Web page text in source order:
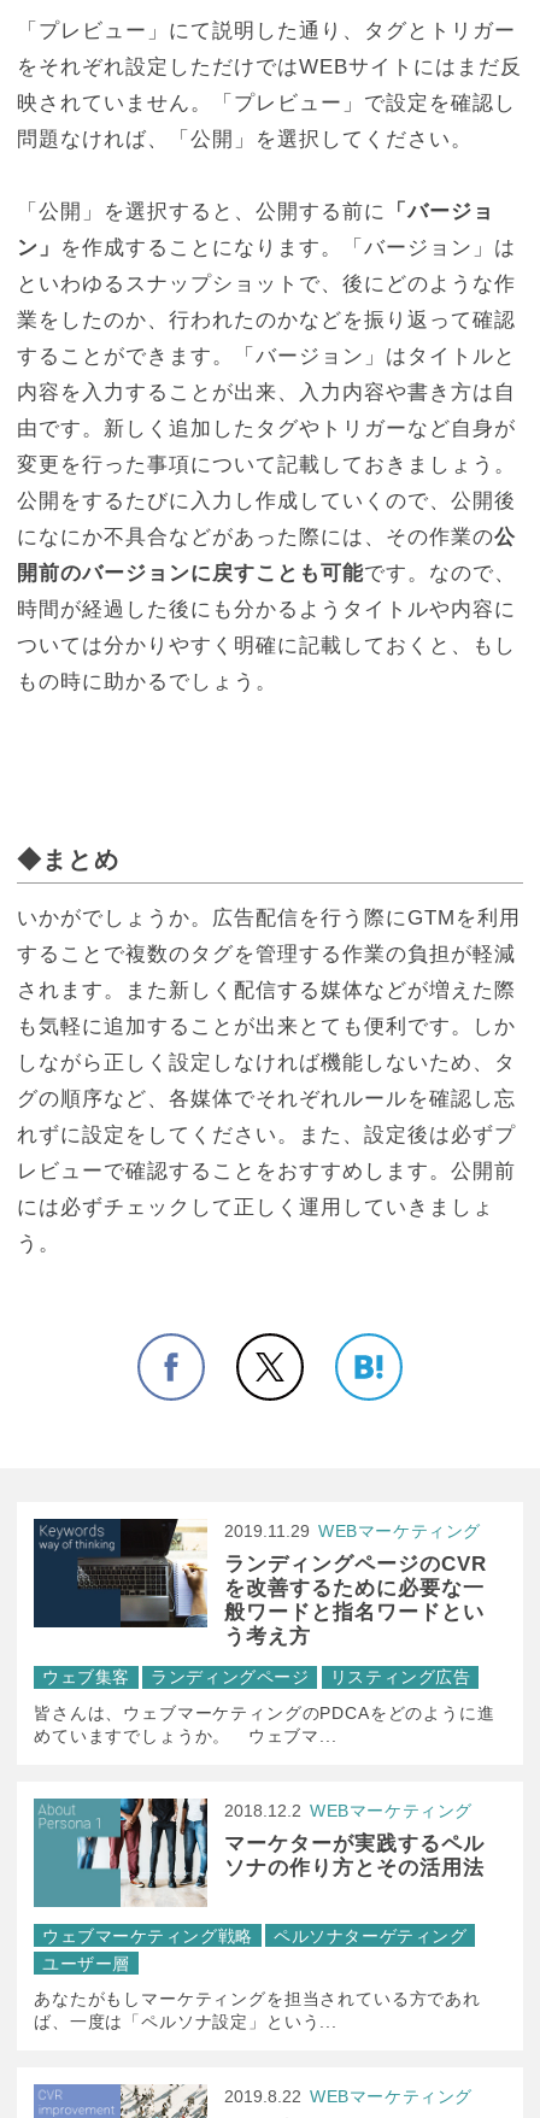
「プレビュー」にて説明した通り、タグとトリガー
をそれぞれ設定しただけではWEBサイトにはまだ反
映されていません。「プレビュー」で設定を確認し
問題なければ、「公開」を選択してください。
「公開」を選択すると、公開する前に
「バージョ
ン」
を作成することになります。「バージョン」は
といわゆるスナップショットで、後にどのような作
業をしたのか、行われたのかなどを振り返って確認
することができます。「バージョン」はタイトルと
内容を入力することが出来、入力内容や書き方は自
由です。新しく追加したタグやトリガーなど自身が
変更を行った事項について記載しておきましょう。
公開をするたびに入力し作成していくので、公開後
になにか不具合などがあった際には、その作業の公
開前のバージョンに戻すことも可能です。なので、
時間が経過した後にも分かるようタイトルや内容に
ついては分かりやすく明確に記載しておくと、もし
もの時に助かるでしょう。
◆まとめ
いかがでしょうか。広告配信を行う際にGTMを利用
することで複数のタグを管理する作業の負担が軽減
されます。また新しく配信する媒体などが増えた際
も気軽に追加することが出来とても便利です。しか
しながら正しく設定しなければ機能しないため、タ
グの順序など、各媒体でそれぞれルールを確認し忘
れずに設定をしてください。また、設定後は必ずプ
レビューで確認することをおすすめします。公開前
には必ずチェックして正しく運用していきましょ
う。
2019.11.29 WEBマーケティング
ランディングページのCVR
を改善するために必要な一
般ワードと指名ワードとい
う考え方
ウェブ集客 ランディングページ
リスティング広告
皆さんは、ウェブマーケティングのPDCAをどのように進
めていますでしょうか。 ウェブマ...
2018.12.2 WEBマーケティング
マーケターが実践するペル
ソナの作り方とその活用法
ウェブマーケティング戦略
ペルソナターゲティング
ユーザー層
あなたがもしマーケティングを担当されている方であれ
ば、一度は「ペルソナ設定」という...
2019.8.22 WEBマーケティング